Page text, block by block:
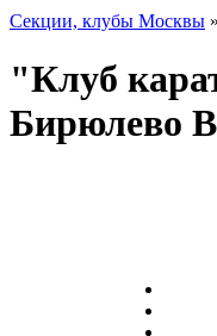
Секции, клубы Москвы »
"Клуб
Бирюлево